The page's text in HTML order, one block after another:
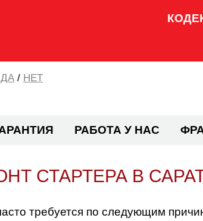
/ НЕТ
РАБОТА У НАС
СТАРТЕРА В
требуется по следующим